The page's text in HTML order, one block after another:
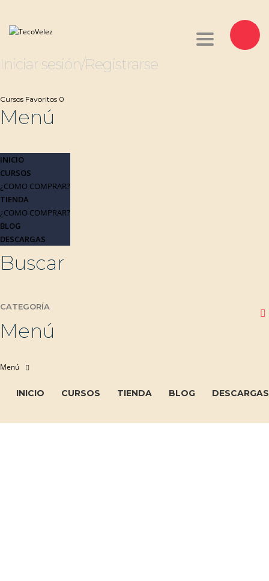
Toggle
Iniciar sesión/Registrarse
Cursos Favoritos 0
Menú
INICIO
CURSOS
¿COMO COMPRAR?
TIENDA
¿COMO COMPRAR?
BLOG
DESCARGAS
Buscar
CATEGORÍA
Menú
INICIO CURSOS TIENDA BLOG DESCARGAS